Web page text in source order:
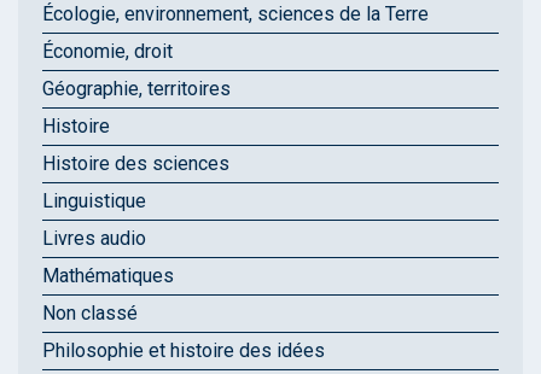
Écologie, environnement, sciences de la Terre
Économie, droit
Géographie, territoires
Histoire
Histoire des sciences
Linguistique
Livres audio
Mathématiques
Non classé
Philosophie et histoire des idées